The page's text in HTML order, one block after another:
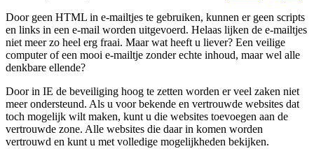
Door geen HTML in e-mailtjes te gebruiken, kunnen er geen scripts
en links in een e-mail worden uitgevoerd. Helaas lijken de e-mailtjes
niet meer zo heel erg fraai. Maar wat heeft u liever? Een veilige
computer of een mooi e-mailtje zonder echte inhoud, maar wel alle
denkbare ellende?
Door in IE de beveiliging hoog te zetten worden er veel zaken niet
meer ondersteund. Als u voor bekende en vertrouwde websites dat
toch mogelijk wilt maken, kunt u die websites toevoegen aan de
vertrouwde zone. Alle websites die daar in komen worden
vertrouwd en kunt u met volledige mogelijkheden bekijken.